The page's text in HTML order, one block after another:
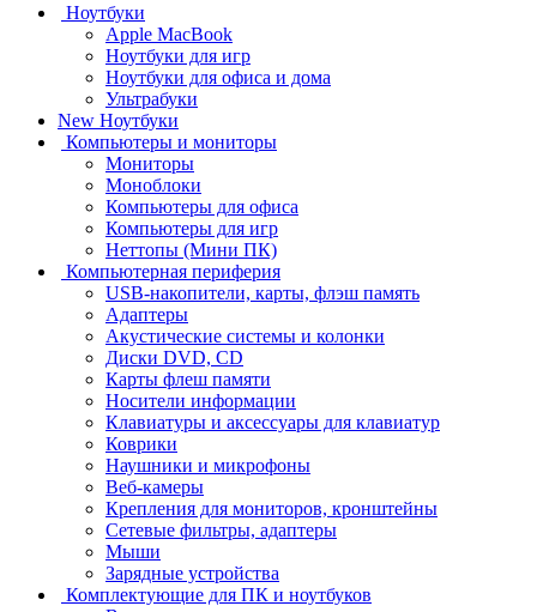
Ноутбуки
Apple MacBook
Ноутбуки для игр
Ноутбуки для офиса и дома
Ультрабуки
New Ноутбуки
Компьютеры и мониторы
Мониторы
Моноблоки
Компьютеры для офиса
Компьютеры для игр
Неттопы (Мини ПК)
Компьютерная периферия
USB-накопители, карты, флэш память
Адаптеры
Акустические системы и колонки
Диски DVD, CD
Карты флеш памяти
Носители информации
Клавиатуры и аксессуары для клавиатур
Коврики
Наушники и микрофоны
Веб-камеры
Крепления для мониторов, кронштейны
Сетевые фильтры, адаптеры
Мыши
Зарядные устройства
Комплектующие для ПК и ноутбуков